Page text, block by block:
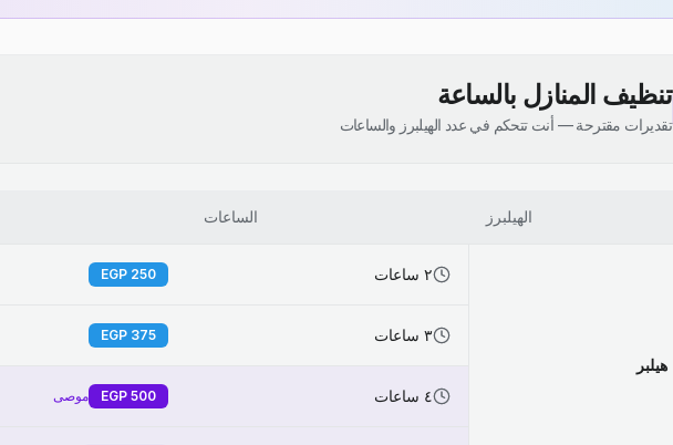
تنظيف المنازل بالساعة
تقديرات مقترحة — أنت تتحكم في عدد الهيلبرز والساعات
الهيلبرز الساعات
٢ ساعات 250
٣ ساعات 375
٤ ساعات 500 موصى